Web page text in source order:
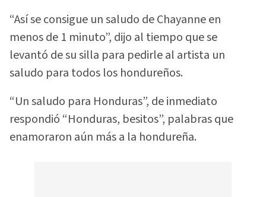
“Así se consigue un saludo de Chayanne en
menos de 1 minuto”, dijo al tiempo que se
levantó de su silla para pedirle al artista un
saludo para todos los hondureños.
“Un saludo para Honduras”, de inmediato
respondió “Honduras, besitos”, palabras que
enamoraron aún más a la hondureña.